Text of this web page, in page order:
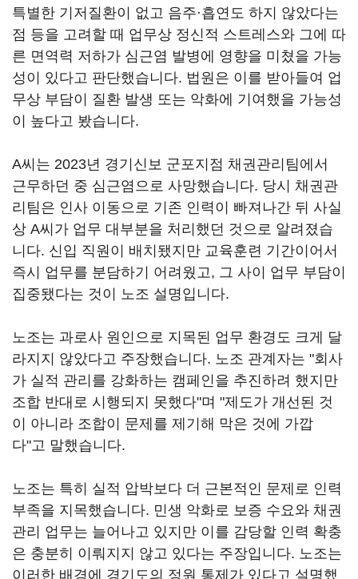
특별한 기저질환이 없고 음주·흡연도 하지 않았다는
점 등을 고려할 때 업무상 정신적 스트레스와 그에 따
른 면역력 저하가 심근염 발병에 영향을 미쳤을 가능
성이 있다고 판단했습니다. 법원은 이를 받아들여 업
무상 부담이 질환 발생 또는 악화에 기여했을 가능성
이 높다고 봤습니다.
A씨는 2023년 경기신보 군포지점 채권관리팀에서
근무하던 중 심근염으로 사망했습니다. 당시 채권관
리팀은 인사 이동으로 기존 인력이 빠져나간 뒤 사실
상 A씨가 업무 대부분을 처리했던 것으로 알려졌습
니다. 신입 직원이 배치됐지만 교육훈련 기간이어서
즉시 업무를 분담하기 어려웠고, 그 사이 업무 부담이
집중됐다는 것이 노조 설명입니다.
노조는 과로사 원인으로 지목된 업무 환경도 크게 달
라지지 않았다고 주장했습니다. 노조 관계자는 "회사
가 실적 관리를 강화하는 캠페인을 추진하려 했지만
조합 반대로 시행되지 못했다"며 "제도가 개선된 것
이 아니라 조합이 문제를 제기해 막은 것에 가깝
다"고 말했습니다.
노조는 특히 실적 압박보다 더 근본적인 문제로 인력
부족을 지목했습니다. 민생 악화로 보증 수요와 채권
관리 업무는 늘어나고 있지만 이를 감당할 인력 확충
은 충분히 이뤄지지 않고 있다는 주장입니다. 노조는
이러한 배경에 경기도의 정원 통제가 있다고 설명했